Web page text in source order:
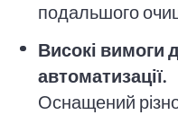
подальшого
Високі вимоги
автоматизації.
Оснащений